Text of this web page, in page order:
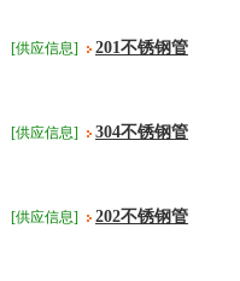
[供应信息] 201不锈钢管
[供应信息] 304不锈钢管
[供应信息] 202不锈钢管